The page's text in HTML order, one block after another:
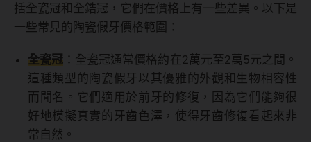
括全瓷冠和全鋯冠，它們在價格上有一些差異。以下是
一些常見的陶瓷假牙價格範圍：
全瓷冠 ：全瓷冠通常價格約在2萬元至2萬5元之間。
這種類型的陶瓷假牙以其優雅的外觀和生物相容性
而聞名。它們適用於前牙的修復，因為它們能夠很
好地模擬真實的牙齒色澤，使得牙齒修復看起來非
常自然。